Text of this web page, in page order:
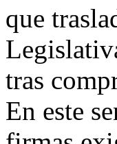
que
tras
En este